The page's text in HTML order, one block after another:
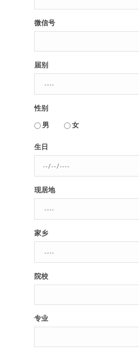
用户名或Email
记住我的登录状态
没帐号？注册
辉煌2013
梦工坊圈
人脉圈
信息圈
品牌的力量
微信号
届别
性别
男
女
生日
现居地
家乡
院校
专业